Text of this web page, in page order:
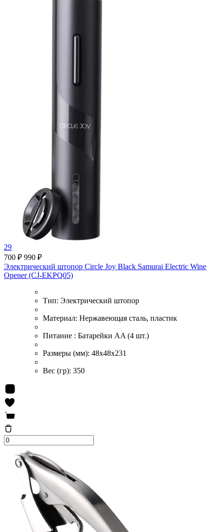
29
700 ₽ 990 ₽
Электрический штопор Circle Joy Black Samurai Electric Wine
Opener (CJ-EKPQ05)
Тип: Электрический штопор
Материал: Нержавеющая сталь, пластик
Питание : Батарейки AA (4 шт.)
Размеры (мм): 48x48x231
Вес (гр): 350